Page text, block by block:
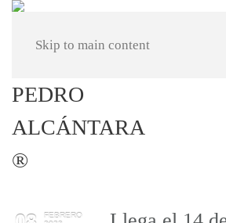
Skip to main content
FEBRERO